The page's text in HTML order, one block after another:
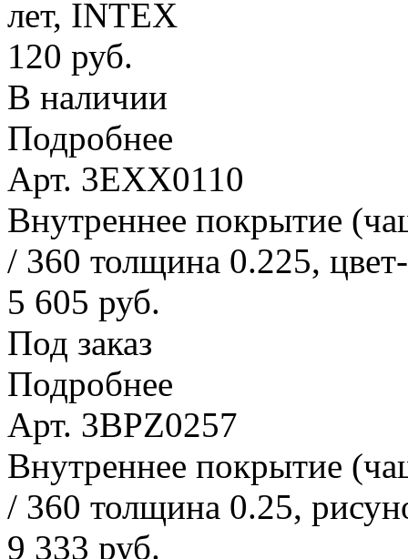
лет, INTEX
120 руб.
В наличии
Подробнее
Арт. 3EXX0110
Внутреннее покрытие
/ 360 толщина 0.225,
5 605 руб.
Под заказ
Подробнее
Арт. 3BPZ0257
Внутреннее покрытие
/ 360 толщина 0.25,
9 333 руб.